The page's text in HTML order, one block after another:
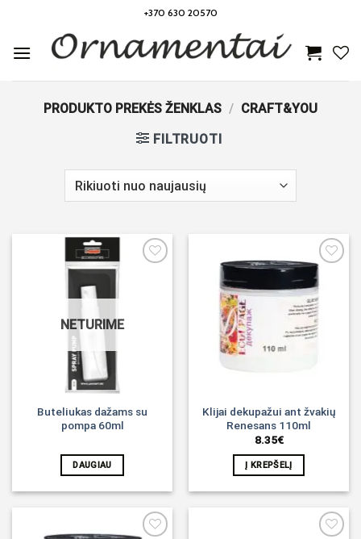
content
+370 630 20570
PRODUKTO PREKĖS ŽENKLAS / CRAFT&YOU
FILTRUOTI
NETURIME
Buteliukas dažams su
pompa 60ml
DAUGIAU
Noriu!
Klijai dekupažui ant žvakių
Renesans 110ml
8.35€
Į KREPŠELĮ